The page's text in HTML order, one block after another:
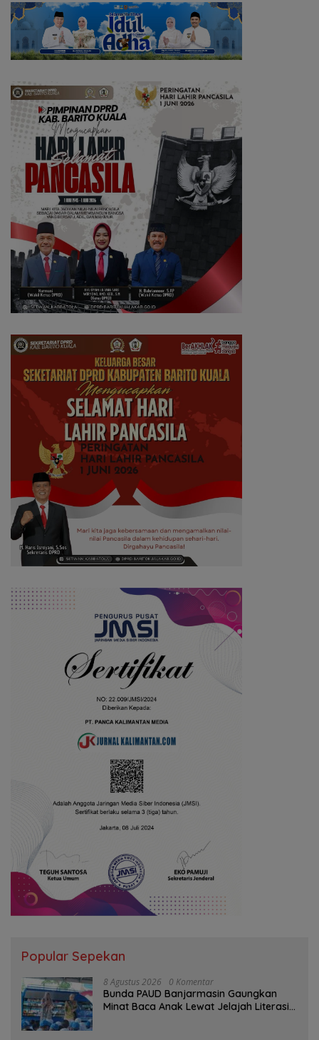
Popular Sepekan
8 Agustus 2026 0 Komentar
Bunda PAUD Banjarmasin Gaungkan
Minat Baca Anak Lewat Jelajah Literasi